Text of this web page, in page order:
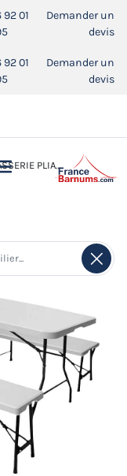
92 01
Demander un
devis
92 01
Demander un
devis
183CM 3 PIÈCES EN BLANC OU GRIS